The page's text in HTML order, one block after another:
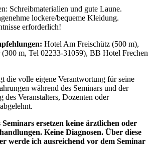
Schreibmaterialien und gute Laune.
lockere/bequeme Kleidung.
erforderlich!
Hotel Am Freischütz (500 m),
m, Tel 02233-31059), BB Hotel Frechen
die volle eigene Verantwortung für seine
während des Seminars und der
des Veranstalters, Dozenten oder
ersetzen keine ärztlichen oder
Keine Diagnosen. Über diese
werde ich ausreichend vor dem Seminar